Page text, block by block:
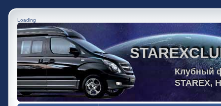
Loading
Клубный
STAREX,